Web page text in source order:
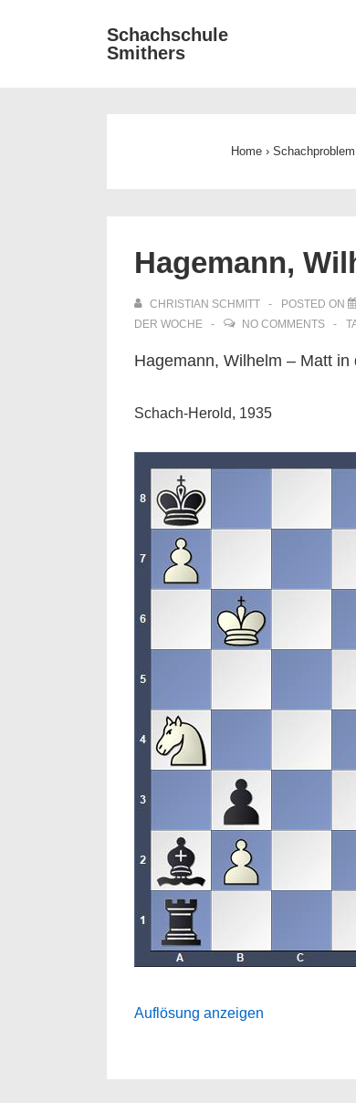
Schachschule
Smithers
Home ›
Hagemann,
CHRISTIAN SCHMITT POSTED ON
DER WOCHE
NO COMMENTS
Hagemann, Wilhelm – Matt in
Schach-Herold, 1935
Auflösung anzeigen